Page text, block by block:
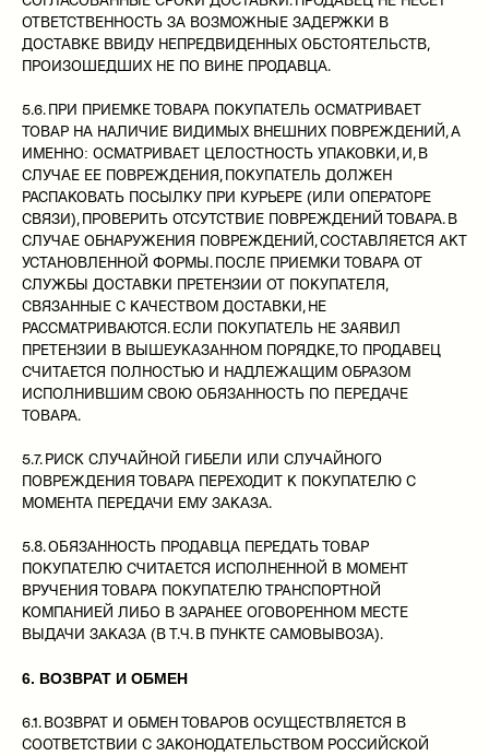
ОТВЕТСТВЕННОСТЬ ЗА ВОЗМОЖНЫЕ ЗАДЕРЖКИ В
ДОСТАВКЕ ВВИДУ НЕПРЕДВИДЕННЫХ ОБСТОЯТЕЛЬСТВ,
ПРОИЗОШЕДШИХ НЕ ПО ВИНЕ ПРОДАВЦА.
5.6. ПРИ ПРИЕМКЕ ТОВАРА ПОКУПАТЕЛЬ ОСМАТРИВАЕТ
ТОВАР НА НАЛИЧИЕ ВИДИМЫХ ВНЕШНИХ ПОВРЕЖДЕНИЙ, А
ИМЕННО: ОСМАТРИВАЕТ ЦЕЛОСТНОСТЬ УПАКОВКИ, И, В
СЛУЧАЕ ЕЕ ПОВРЕЖДЕНИЯ, ПОКУПАТЕЛЬ ДОЛЖЕН
РАСПАКОВАТЬ ПОСЫЛКУ ПРИ КУРЬЕРЕ (ИЛИ ОПЕРАТОРЕ
СВЯЗИ), ПРОВЕРИТЬ ОТСУТСТВИЕ ПОВРЕЖДЕНИЙ ТОВАРА. В
СЛУЧАЕ ОБНАРУЖЕНИЯ ПОВРЕЖДЕНИЙ, СОСТАВЛЯЕТСЯ АКТ
УСТАНОВЛЕННОЙ ФОРМЫ. ПОСЛЕ ПРИЕМКИ ТОВАРА ОТ
СЛУЖБЫ ДОСТАВКИ ПРЕТЕНЗИИ ОТ ПОКУПАТЕЛЯ,
СВЯЗАННЫЕ С КАЧЕСТВОМ ДОСТАВКИ, НЕ
РАССМАТРИВАЮТСЯ. ЕСЛИ ПОКУПАТЕЛЬ НЕ ЗАЯВИЛ
ПРЕТЕНЗИИ В ВЫШЕУКАЗАННОМ ПОРЯДКЕ, ТО ПРОДАВЕЦ
СЧИТАЕТСЯ ПОЛНОСТЬЮ И НАДЛЕЖАЩИМ ОБРАЗОМ
ИСПОЛНИВШИМ СВОЮ ОБЯЗАННОСТЬ ПО ПЕРЕДАЧЕ
ТОВАРА.
5.7. РИСК СЛУЧАЙНОЙ ГИБЕЛИ ИЛИ СЛУЧАЙНОГО
ПОВРЕЖДЕНИЯ ТОВАРА ПЕРЕХОДИТ К ПОКУПАТЕЛЮ С
МОМЕНТА ПЕРЕДАЧИ ЕМУ ЗАКАЗА.
5.8. ОБЯЗАННОСТЬ ПРОДАВЦА ПЕРЕДАТЬ ТОВАР
ПОКУПАТЕЛЮ СЧИТАЕТСЯ ИСПОЛНЕННОЙ В МОМЕНТ
ВРУЧЕНИЯ ТОВАРА ПОКУПАТЕЛЮ ТРАНСПОРТНОЙ
КОМПАНИЕЙ ЛИБО В ЗАРАНЕЕ ОГОВОРЕННОМ МЕСТЕ
ВЫДАЧИ ЗАКАЗА (В Т.Ч. В ПУНКТЕ САМОВЫВОЗА).
6. ВОЗВРАТ И ОБМЕН
6.1. ВОЗВРАТ И ОБМЕН ТОВАРОВ ОСУЩЕСТВЛЯЕТСЯ В
СООТВЕТСТВИИ С ЗАКОНОДАТЕЛЬСТВОМ РОССИЙСКОЙ